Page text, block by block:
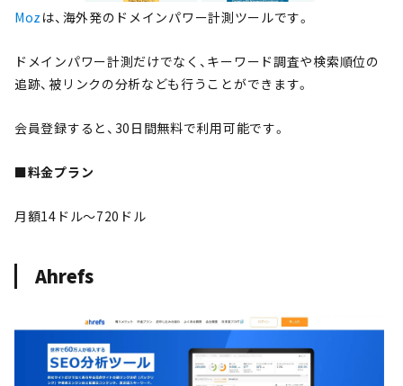
Moz は、海外発のドメインパワー計測ツールです。
ドメインパワー計測だけでなく、キーワード調査や検索順位の
追跡、被リンクの分析なども行うことができます。
会員登録すると、30日間無料で利用可能です。
■料金プラン
月額14ドル～720ドル
Ahrefs